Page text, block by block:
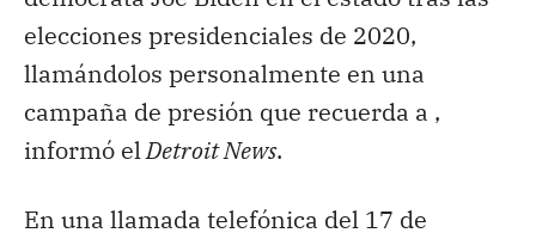
elecciones presidenciales de 2020,
llamándolos personalmente en una
campaña de presión que recuerda a ,
informó elDetroit News.
En una llamada telefónica del 17 de